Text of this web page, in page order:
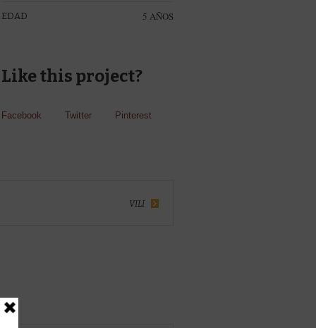
EDAD 5 AÑOS
Like this project?
Facebook Twitter Pinterest
VILI